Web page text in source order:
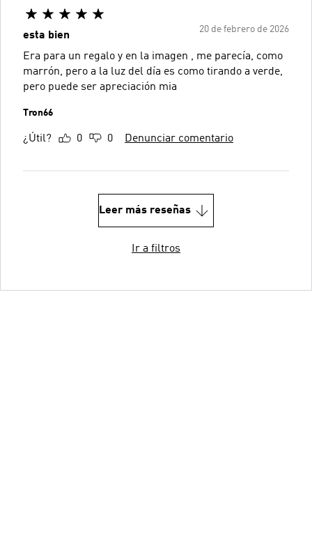
20 de febrero de 2026
esta bien
Era para un regalo y en la imagen , me parecía, como
marrón, pero a la luz del día es como tirando a verde,
pero puede ser apreciación mia
Tron66
¿Útil? 0 0 Denunciar comentario
Leer más reseñas
Ir a filtros